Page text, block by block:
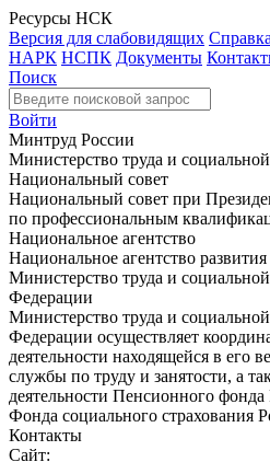
Ресурсы НСК
Версия для слабовидящих Справка
НАРК НСПК Документы
Поиск
Войти
Минтруд России
Министерство труда и
Национальный совет
Национальный совет при
по профессиональным
Национальное агентство
Национальное агентство
Министерство труда и
Федерации
Министерство труда и
Федерации осуществляет
деятельности находящейся в его
службы по труду и занятости, а
деятельности Пенсионного
Фонда социального страхования
Контакты
Сайт: